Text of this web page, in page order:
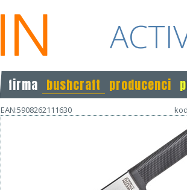
firma bushcraft producenci
EAN:5908262111630